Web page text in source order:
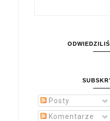
Posty
Komentarze